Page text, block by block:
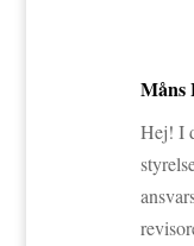
Måns
Hej! I